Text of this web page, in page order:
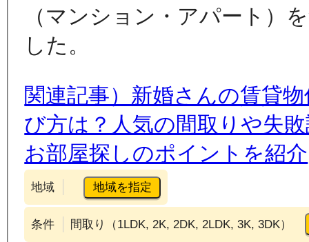
（マンション・アパート）
した。
関連記事）新婚さんの賃貸
び方は？人気の間取りや失
お部屋探しのポイントを紹介
地域 地域を指定
条件 間取り（1LDK, 2K, 2DK, 2LDK, 3K, 3DK）